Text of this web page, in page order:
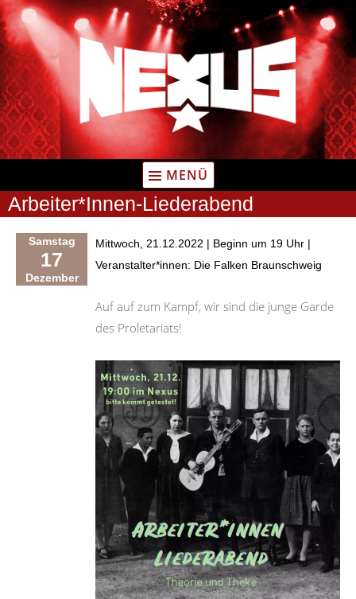
Zum
Inhalt
springen
MENÜ
Arbeiter*Innen-Liederabend
Samstag
17
Dezember
Mittwoch, 21.12.2022 | Beginn um 19 Uhr |
Veranstalter*innen: Die Falken Braunschweig
Auf auf zum Kampf, wir sind die junge Garde
des Proletariats!